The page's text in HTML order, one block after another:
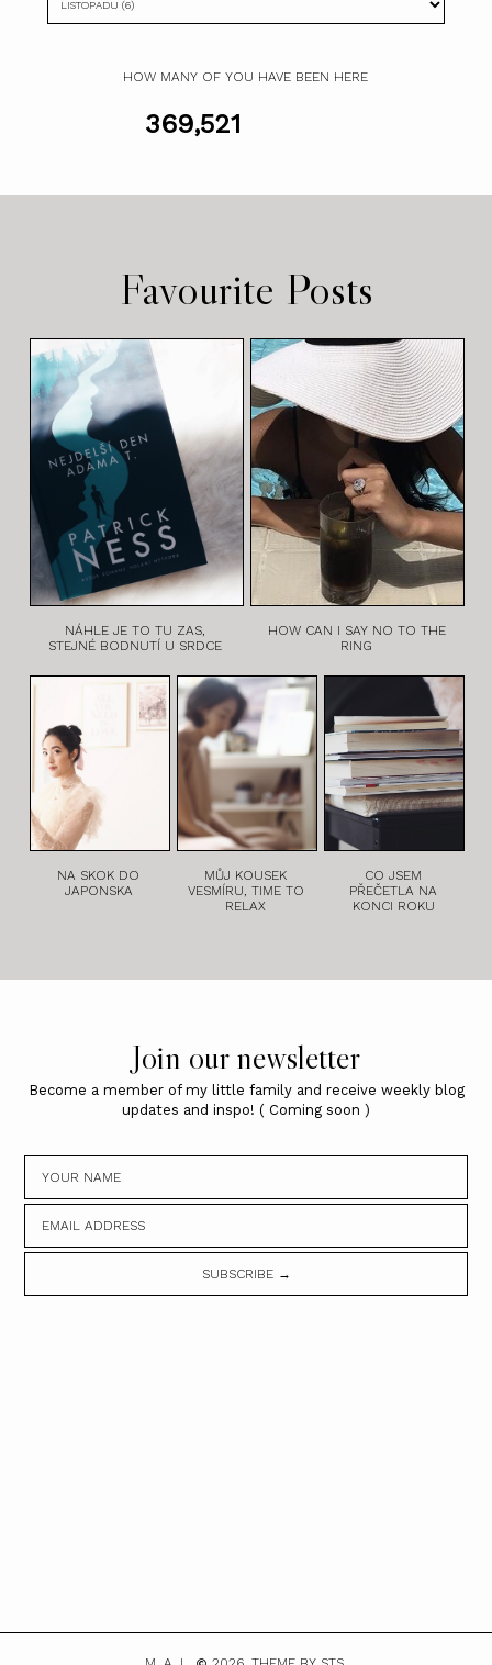
HOW MANY OF YOU HAVE BEEN HERE
369,521
Favourite Posts
NÁHLE JE TO TU ZAS,
STEJNÉ BODNUTÍ U SRDCE
HOW CAN I SAY NO TO THE
RING
NA SKOK DO
JAPONSKA
MŮJ KOUSEK
VESMÍRU, TIME TO
RELAX
CO JSEM
PŘEČETLA NA
KONCI ROKU
Join our newsletter
Become a member of my little family and receive weekly blog
updates and inspo! ( Coming soon )